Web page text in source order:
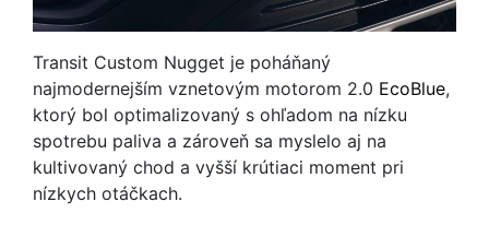
Transit Custom Nugget je poháňaný
najmodernejším vznetovým motorom 2.0 EcoBlue,
ktorý bol optimalizovaný s ohľadom na nízku
spotrebu paliva a zároveň sa myslelo aj na
kultivovaný chod a vyšší krútiaci moment pri
nízkych otáčkach.